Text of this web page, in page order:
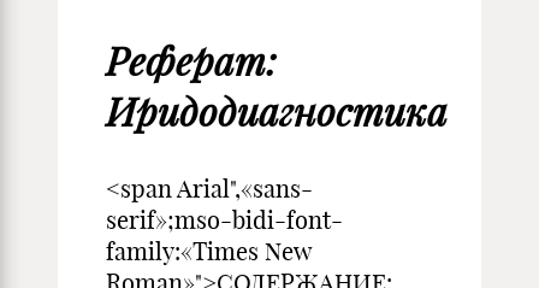
Реферат:
Иридодиагностика
<span Arial",«sans-
serif»;mso-bidi-font-
family:«Times New